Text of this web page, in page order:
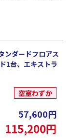
ダードフロアス
1台、エキストラ
空室わずか
57,600円
115,200円